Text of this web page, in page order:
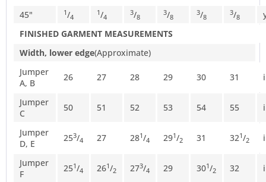
45"
1/4
1/4
3/8
3/8
3/8
3/8
FINISHED GARMENT MEASUREMENTS
Width, lower edge(Approximate)
Jumper
A, B
26 27 28 29 30 31
Jumper
C
50 51 52 53 54 55
Jumper
D, E
253/4 27 281/4 291/2 31 321/2
Jumper
F
251/4 261/2 273/4 29 301/2 32